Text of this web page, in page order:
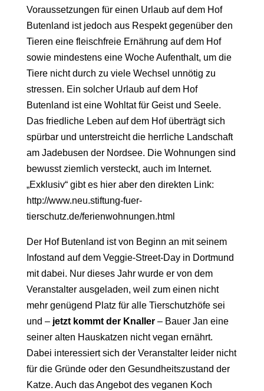
Voraussetzungen für einen Urlaub auf dem Hof
Butenland ist jedoch aus Respekt gegenüber den
Tieren eine fleischfreie Ernährung auf dem Hof
sowie mindestens eine Woche Aufenthalt, um die
Tiere nicht durch zu viele Wechsel unnötig zu
stressen. Ein solcher Urlaub auf dem Hof
Butenland ist eine Wohltat für Geist und Seele.
Das friedliche Leben auf dem Hof überträgt sich
spürbar und unterstreicht die herrliche Landschaft
am Jadebusen der Nordsee. Die Wohnungen sind
bewusst ziemlich versteckt, auch im Internet.
„Exklusiv“ gibt es hier aber den direkten Link:
http://www.neu.stiftung-fuer-
tierschutz.de/ferienwohnungen.html
Der Hof Butenland ist von Beginn an mit seinem
Infostand auf dem Veggie-Street-Day in Dortmund
mit dabei. Nur dieses Jahr wurde er von dem
Veranstalter ausgeladen, weil zum einen nicht
mehr genügend Platz für alle Tierschutzhöfe sei
und – jetzt kommt der Knaller– Bauer Jan eine
seiner alten Hauskatzen nicht vegan ernährt.
Dabei interessiert sich der Veranstalter leider nicht
für die Gründe oder den Gesundheitszustand der
Katze. Auch das Angebot des veganen Koch